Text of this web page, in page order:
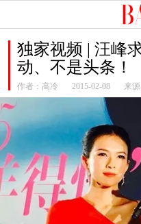
独家视频 | 汪峰
动、不是头条！
作者： 高冷 2015-02-08 来